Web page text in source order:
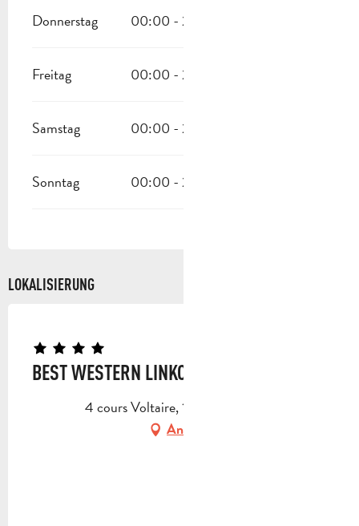
Donnerstag 00:00 - 23:30
Freitag 00:00 - 23:30
Samstag 00:00 - 23:30
Sonntag 00:00 - 23:30
LOKALISIERUNG
BEST WESTERN LINKO HÔTEL
4 cours Voltaire, 13400 Aubagne
Anfahrt